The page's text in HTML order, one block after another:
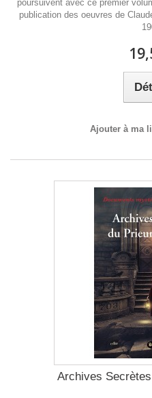
poursuivent avec ce premier
publication des oeuvres de
Ajouter à ma
Archives